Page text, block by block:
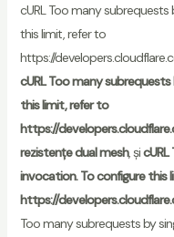
cURL Too many subrequests
this limit, refer to
https://
cURL Too many
this limit, refer to
https://
rezistențe dual mesh, și
invocation. To configure this
https://
Too many subrequests by